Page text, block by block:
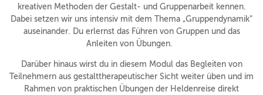
kreativen Methoden der Gestalt- und Gruppenarbeit kennen.
Dabei setzen wir uns intensiv mit dem Thema „Gruppendynamik“
auseinander. Du erlernst das Führen von Gruppen und das
Anleiten von Übungen.
Darüber hinaus wirst du in diesem Modul das Begleiten von
Teilnehmern aus gestalttherapeutischer Sicht weiter üben und im
Rahmen von praktischen Übungen der Heldenreise direkt